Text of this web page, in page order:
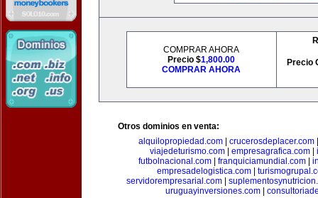
COMPRAR AHORA
Precio $1,800.00
COMPRAR AHORA
Precio
Otros dominios en venta:
alquilopropiedad.com| crucerosdeplacer.com
viajedeturismo.com| empresagrafica.com|
futbolnacional.com
franquiciamundial.com
empresadelogistica.com
servidorempresarial.com|
uruguayinversiones.com